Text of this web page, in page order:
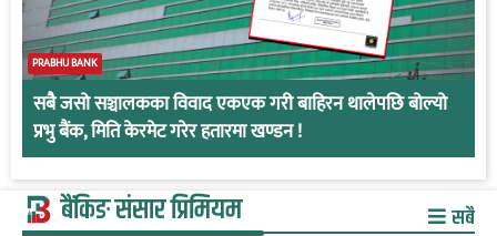
PRABHU BANK
सबै जसो सञ्चालकका विवाद एकएक गरी बाहिरन थालेपछि बोल्यो
प्रभु बैंक, मिति केरमेट गरेर हतारमा खण्डन !
बैंकिङ संसार प्रिमियम सबै